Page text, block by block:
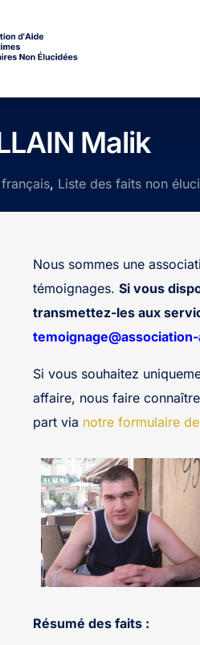
Malik
, Liste des faits non
Nous sommes une
témoignages. Si vous
transmettez-les aux
Si vous souhaitez
affaire, nous faire
part via notre formulaire
Résumé des faits :